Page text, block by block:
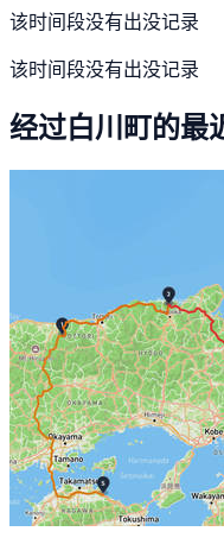
该时间段没有出没记录
该时间段没有出没记录
经过白川町的最